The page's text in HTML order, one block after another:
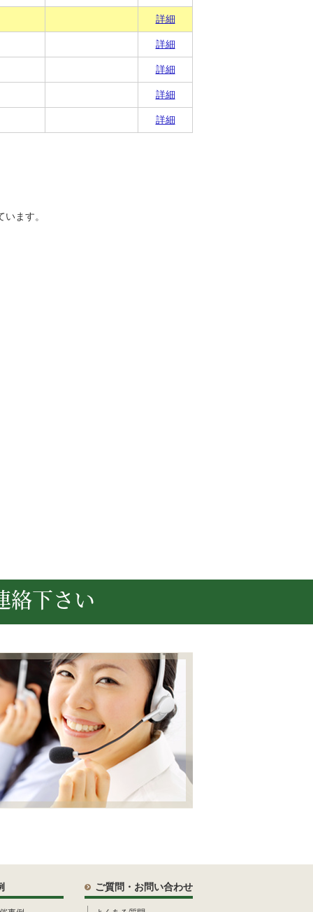
詳細
詳細
詳細
詳細
詳細
ます。
下さい
ご質問・お問い合わせ